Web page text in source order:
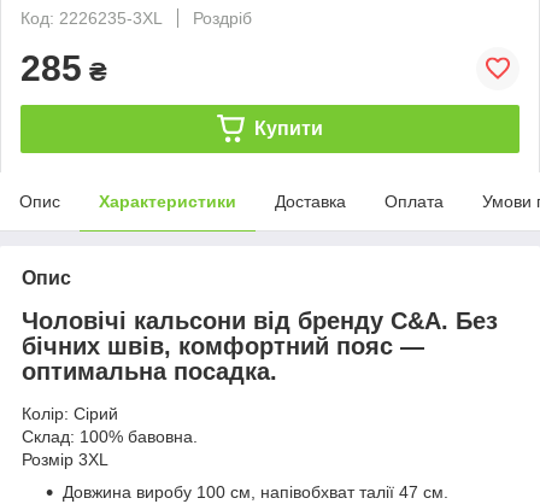
Код: 2226235-3XL
Роздріб
285 ₴
Купити
Опис Характеристики Доставка Оплата Умови
Опис
Чоловічі кальсони від бренду C&A. Без
бічних швів, комфортний пояс —
оптимальна посадка.
Колір: Сірий
Склад: 100% бавовна.
Розмір 3XL
Довжина виробу 100 см, напівобхват талії 47 см.